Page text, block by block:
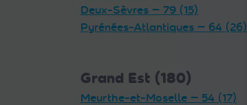
Deux-Sèvres — 79 (15)
Pyrénées-Atlantiques — 64 (26)
Grand Est (180)
Meurthe-et-Moselle — 54 (17)